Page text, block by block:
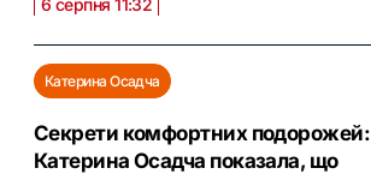
Катерина Осадча
Секрети комфортних подорожей:
Катерина Осадча показала, що